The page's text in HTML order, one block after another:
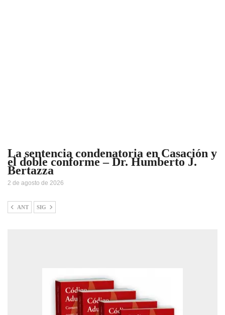
La sentencia condenatoria en Casación y
el doble conforme – Dr. Humberto J.
Bertazza
2 de agosto de 2026
ANT SIG